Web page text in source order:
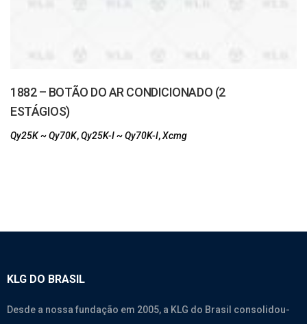
1882 – BOTÃO DO AR CONDICIONADO (2
ESTÁGIOS)
Qy25K ~ Qy70K,Qy25K-I ~ Qy70K-I,Xcmg
KLG DO BRASIL
Desde a nossa fundação em 2005, a KLG do Brasil consolidou-